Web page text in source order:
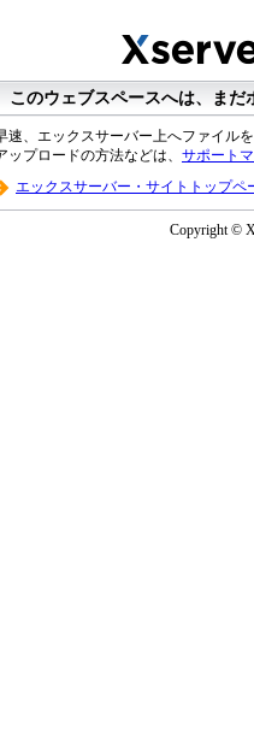
このウェブスペースへは、ま
速、エックスサーバー上へファイル
ップロードの方法などは、 サポート
エックスサーバー・サイトトップペ
Copyright ©